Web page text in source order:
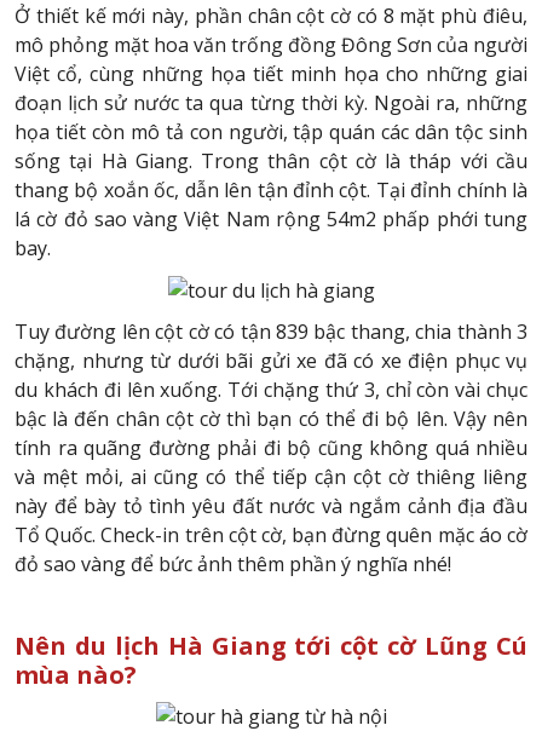
Ở thiết kế mới này, phần chân cột cờ có 8 mặt phù điêu,
mô phỏng mặt hoa văn trống đồng Đông Sơn của người
Việt cổ, cùng những họa tiết minh họa cho những giai
đoạn lịch sử nước ta qua từng thời kỳ. Ngoài ra, những
họa tiết còn mô tả con người, tập quán các dân tộc sinh
sống tại Hà Giang. Trong thân cột cờ là tháp với cầu
thang bộ xoắn ốc, dẫn lên tận đỉnh cột. Tại đỉnh chính là
lá cờ đỏ sao vàng Việt Nam rộng 54m2 phấp phới tung
bay.
Tuy đường lên cột cờ có tận 839 bậc thang, chia thành 3
chặng, nhưng từ dưới bãi gửi xe đã có xe điện phục vụ
du khách đi lên xuống. Tới chặng thứ 3, chỉ còn vài chục
bậc là đến chân cột cờ thì bạn có thể đi bộ lên. Vậy nên
tính ra quãng đường phải đi bộ cũng không quá nhiều
và mệt mỏi, ai cũng có thể tiếp cận cột cờ thiêng liêng
này để bày tỏ tình yêu đất nước và ngắm cảnh địa đầu
Tổ Quốc. Check-in trên cột cờ, bạn đừng quên mặc áo cờ
đỏ sao vàng để bức ảnh thêm phần ý nghĩa nhé!
Nên du lịch Hà Giang tới cột cờ Lũng Cú
mùa nào?